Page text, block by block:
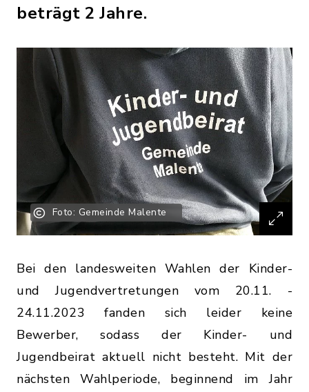
beträgt 2 Jahre.
Foto: Gemeinde Malente
Bei den landesweiten Wahlen der Kinder-
und Jugendvertretungen vom 20.11. -
24.11.2023 fanden sich leider keine
Bewerber, sodass der Kinder- und
Jugendbeirat aktuell nicht besteht. Mit der
nächsten Wahlperiode, beginnend im Jahr